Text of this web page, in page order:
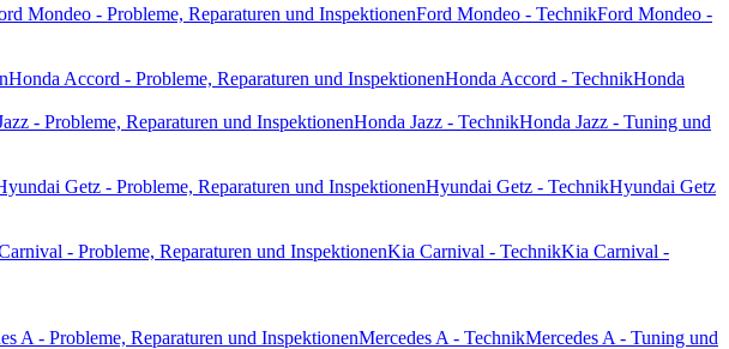
Mondeo - Probleme, Reparaturen und InspektionenFord Mondeo - TechnikFord Mondeo -
Honda Accord - Probleme, Reparaturen und InspektionenHonda Accord - TechnikHonda
- Probleme, Reparaturen und InspektionenHonda Jazz - TechnikHonda Jazz - Tuning und
Getz - Probleme, Reparaturen und InspektionenHyundai Getz - TechnikHyundai Getz
- Probleme, Reparaturen und InspektionenKia Carnival - TechnikKia Carnival -
A - Probleme, Reparaturen und InspektionenMercedes A - TechnikMercedes A - Tuning und